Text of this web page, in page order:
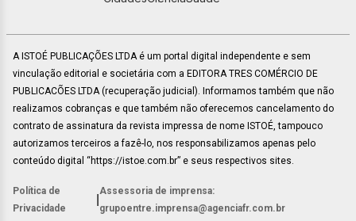
A ISTOÉ PUBLICAÇÕES LTDA é um portal digital independente e sem
vinculação editorial e societária com a EDITORA TRES COMÉRCIO DE
PUBLICACÕES LTDA (recuperação judicial). Informamos também que não
realizamos cobranças e que também não oferecemos cancelamento do
contrato de assinatura da revista impressa de nome ISTOÉ, tampouco
autorizamos terceiros a fazê-lo, nos responsabilizamos apenas pelo
conteúdo digital “https://istoe.com.br” e seus respectivos sites.
Política de
Privacidade
Assessoria de imprensa:
grupoentre.imprensa@agenciafr.com.br